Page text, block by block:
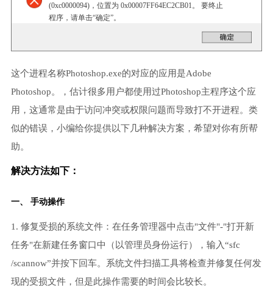
(0xc0000094)，位置为 0x00007FF64EC2CB01。 要终止
程序，请单击“确定”。
这个进程名称Photoshop.exe的对应的应用是Adobe
Photoshop。，估计很多用户都使用过Photoshop主程序这个应
用，这通常是由于访问冲突或权限问题而导致打不开进程。类
似的错误，小编给你提供以下几种解决方案，希望对你有所帮
助。
解决方法如下：
一、 手动操作
1. 修复受损的系统文件：在任务管理器中点击"文件"-"打开新
任务"在新建任务窗口中（以管理员身份运行），输入“sfc
/scannow”并按下回车。系统文件扫描工具将检查并修复任何发
现的受损文件，但是此操作需要的时间会比较长。